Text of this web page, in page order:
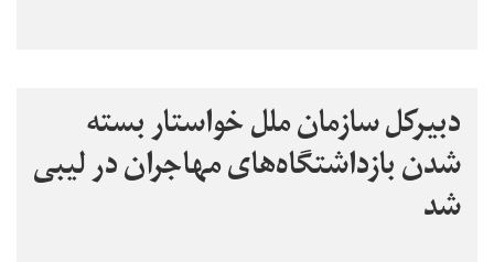
دبیرکل سازمان ملل خواستار بسته
شدن بازداشتگاه‌های مهاجران در لیبی
شد